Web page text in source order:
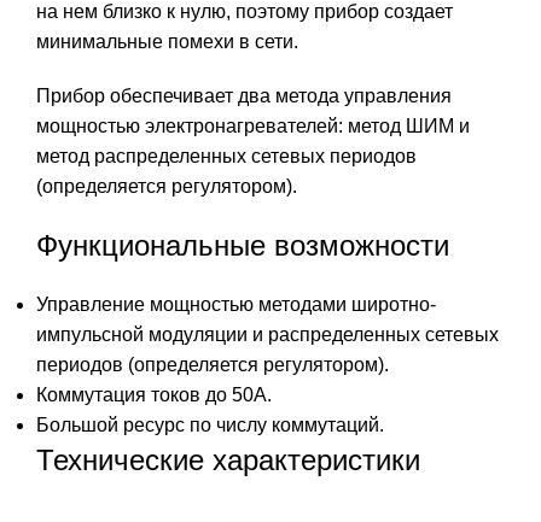
на нем близко к нулю, поэтому прибор создает
минимальные помехи в сети.
Прибор обеспечивает два метода управления
мощностью электронагревателей: метод ШИМ и
метод распределенных сетевых периодов
(определяется регулятором).
Функциональные возможности
Управление мощностью методами широтно-
импульсной модуляции и распределенных сетевых
периодов (определяется регулятором).
Коммутация токов до 50А.
Большой ресурс по числу коммутаций.
Технические характеристики